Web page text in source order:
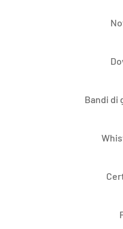
Bandi di